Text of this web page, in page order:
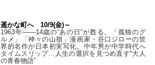
遥かな町へ 10/9(金)～
1963年――14歳の“あの日”が甦る。「孤独のグ
ルメ」「神々の山嶺」漫画家・谷口ジローの世
界的名作が日本初実写化。中年男が中学時代へ
タイムスリップ…人生の選択を見つめ直す“大人
の青春物語”